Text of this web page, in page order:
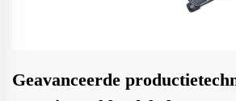
Geavanceerde